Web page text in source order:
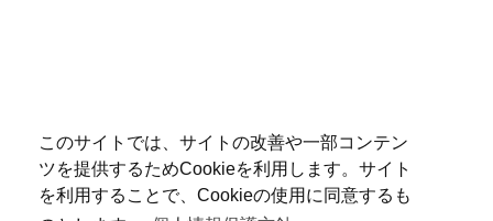
このサイトでは、サイトの改善や一部コンテン
ツを提供するためCookieを利用します。サイト
を利用することで、Cookieの使用に同意するも